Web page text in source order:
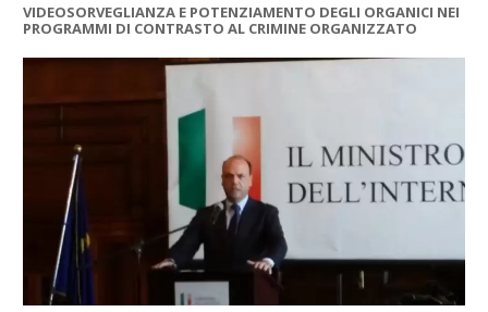
VIDEOSORVEGLIANZA E POTENZIAMENTO DEGLI ORGANICI NEI
PROGRAMMI DI CONTRASTO AL CRIMINE ORGANIZZATO